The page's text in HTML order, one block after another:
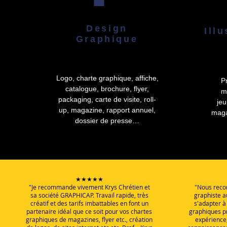
Design
Graphique
Logo, charte graphique, affiche,
catalogue, brochure, flyer,
packaging, carte de visite, roll-
up, magazine, rapport annuel,
dossier de presse…
★★★★★
"Je recommande vivement Krys Chrétien et
sa société GRAPHICAP. Travail rapide, très
créatif et des tarifs imbattables en font un
partenaire idéal que ce soit pour vos chartes
graphiques de magazines, flyer etc., création
"Nous
graphiste
s'adapter
graphiques